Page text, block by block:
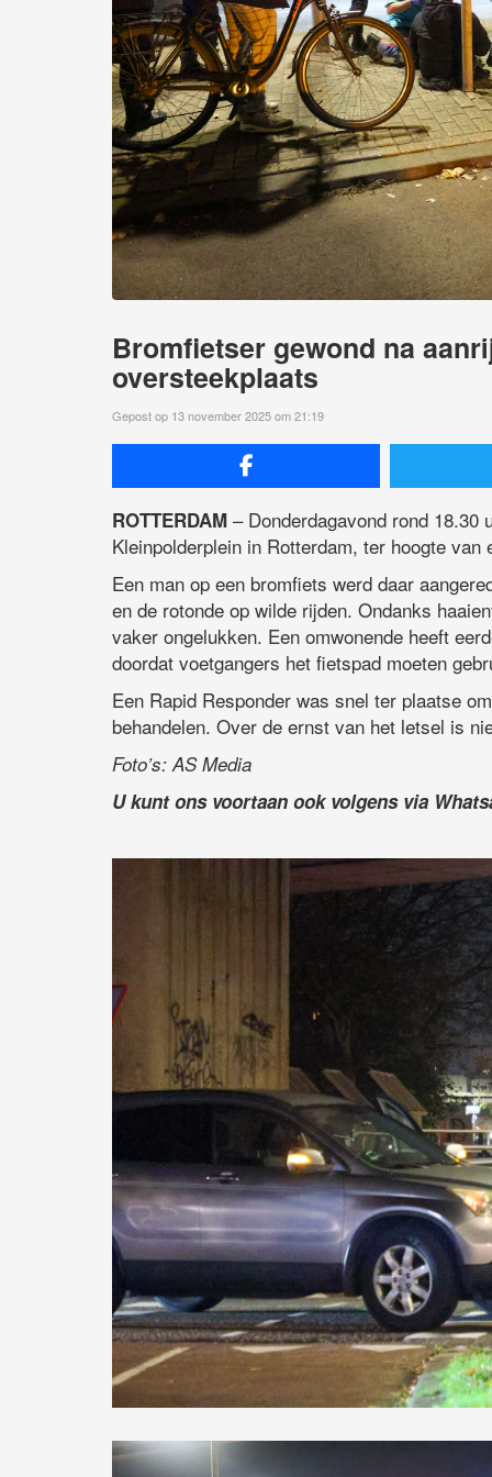
Bromfietser gewond na
oversteekplaats
Gepost op 13 november 2025 om 21:19
ROTTERDAM – Donderdagavond rond 18.30
Kleinpolderplein in Rotterdam, ter hoogte
Een man op een bromfiets werd daar
en de rotonde op wilde rijden. Ondanks
vaker ongelukken. Een omwonende heeft
doordat voetgangers het fietspad moeten
Een Rapid Responder was snel ter plaatse
behandelen. Over de ernst van het letsel is
Foto’s: AS Media
U kunt ons voortaan ook volgens via